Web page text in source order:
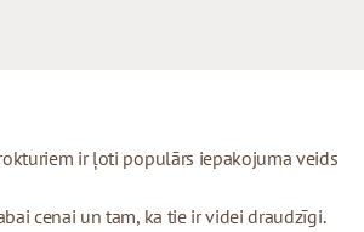
ir ļoti populārs iepakojuma veids
cenai un tam, ka tie ir videi draudzīgi.